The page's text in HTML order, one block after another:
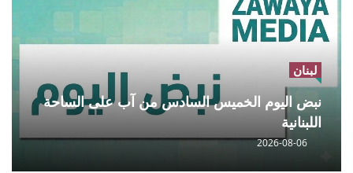
لبنان
نبض اليوم الخميس السادس من آب على الساحة
اللبنانية
2026-08-06